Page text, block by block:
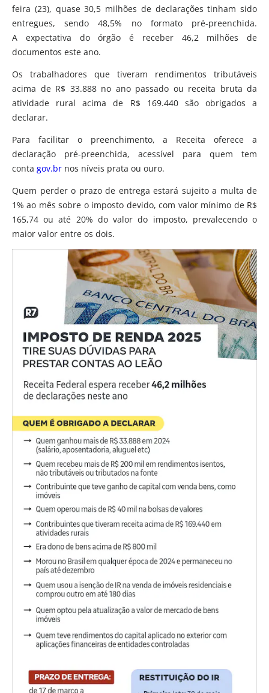
feira (23), quase 30,5 milhões de declarações tinham sido
entregues, sendo 48,5% no formato pré-preenchida.
A expectativa do órgão é receber 46,2 milhões de
documentos este ano.
Os trabalhadores que tiveram rendimentos tributáveis
acima de R$ 33.888 no ano passado ou receita bruta da
atividade rural acima de R$ 169.440 são obrigados a
declarar.
Para facilitar o preenchimento, a Receita oferece a
declaração pré-preenchida, acessível para quem tem
conta gov.br nos níveis prata ou ouro.
Quem perder o prazo de entrega estará sujeito a multa de
1% ao mês sobre o imposto devido, com valor mínimo de R$
165,74 ou até 20% do valor do imposto, prevalecendo o
maior valor entre os dois.